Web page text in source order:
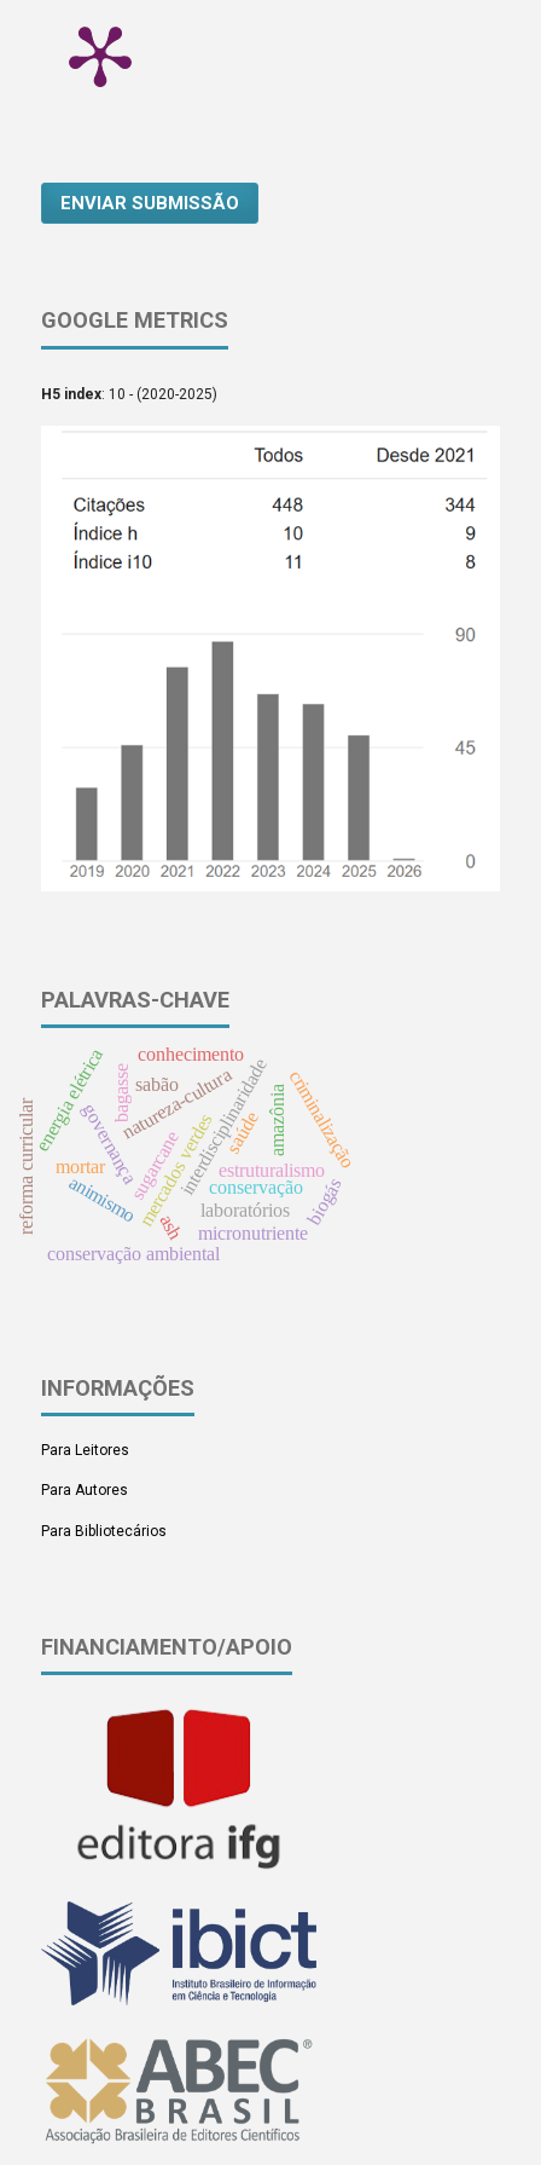
ENVIAR SUBMISSÃO
GOOGLE METRICS
H5 index: 10 - (2020-2025)
PALAVRAS-CHAVE
mercados verdes
ash
conservação ambiental
governança interdisciplinaridade
estruturalismo
natureza-cultura
animismo
amazônia
bagasse
sugarcane
mortar
saúde criminalização
energia elétrica
reforma curricular laboratórios
sabão
biogás
micronutriente
conservação
conhecimento
INFORMAÇÕES
Para Leitores
Para Autores
Para Bibliotecários
FINANCIAMENTO/APOIO